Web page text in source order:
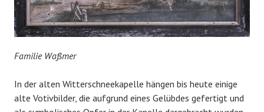
Familie Waßmer
In der alten Witterschneekapelle hängen bis heute einige
alte Votivbilder, die aufgrund eines Gelübdes gefertigt und